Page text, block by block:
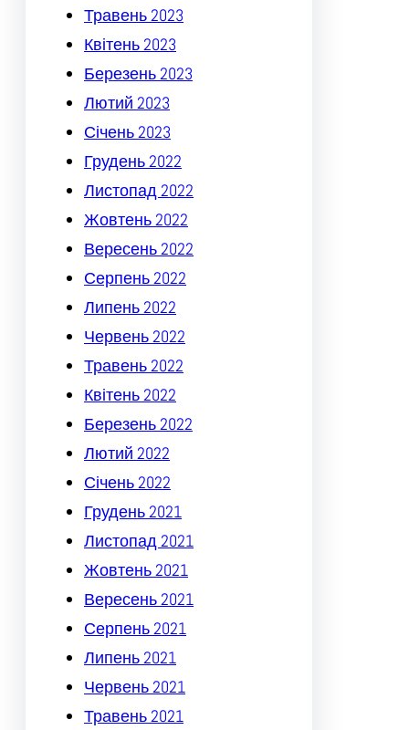
Травень 2023
Квітень 2023
Березень 2023
Лютий 2023
Січень 2023
Грудень 2022
Листопад 2022
Жовтень 2022
Вересень 2022
Серпень 2022
Липень 2022
Червень 2022
Травень 2022
Квітень 2022
Березень 2022
Лютий 2022
Січень 2022
Грудень 2021
Листопад 2021
Жовтень 2021
Вересень 2021
Серпень 2021
Липень 2021
Червень 2021
Травень 2021